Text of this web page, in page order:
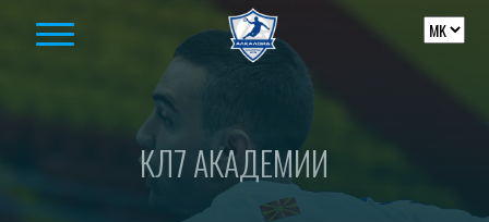
КЛ7 АКАДЕМИИ